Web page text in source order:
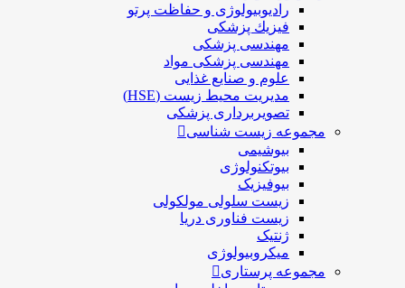
رادیوبیولوژی و حفاظت پرتو
فيزيك پزشکی
مهندسی پزشکی
مهندسی پزشکی مواد
علوم و صنايع غذایی
مدیریت محیط زیست (HSE)
تصویربرداری پزشکی
مجموعه زیست شناسی
بیوشیمی
بیوتکنولوژی
بیوفیزیک
زیست سلولی مولکولی
زیست فناوری دریا
ژنتیک
میکروبیولوژی
مجموعه پرستاری